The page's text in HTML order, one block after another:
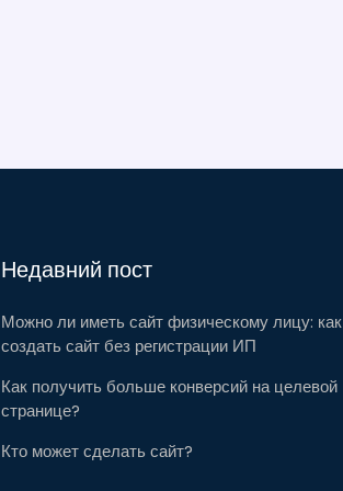
Недавний пост
Можно ли иметь сайт физическому лицу: как
создать сайт без регистрации ИП
Как получить больше конверсий на целевой
странице?
Кто может сделать сайт?